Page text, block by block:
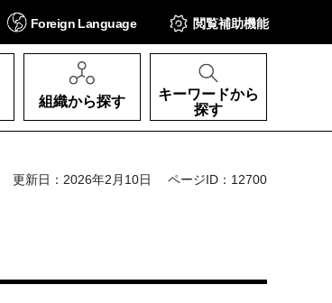
Foreign Language 閲覧補助機能
組織から探す
キーワードから
探す
更新日：2026年2月10日 ページID：12700